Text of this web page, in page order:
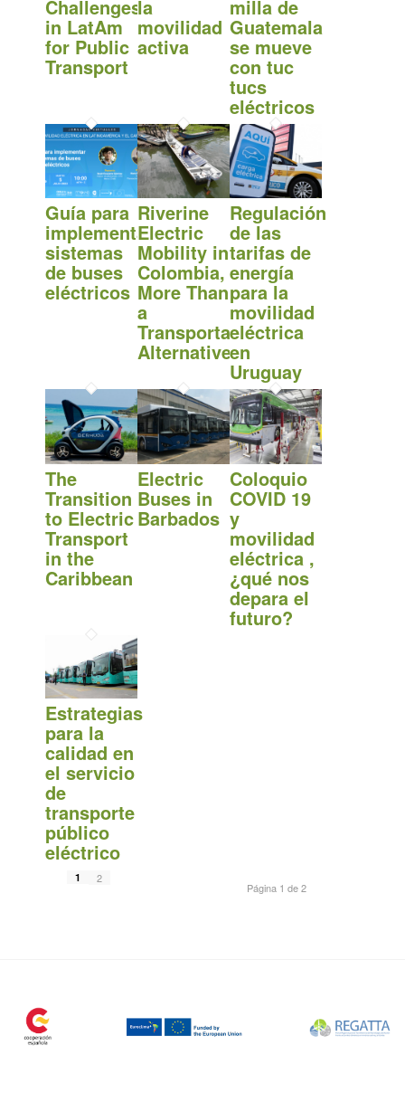
Challenges
in LatAm
for Public
Transport
la
movilidad
activa
milla de
Guatemala
se mueve
con tuc
tucs
eléctricos
Guía para
implementar
sistemas
de buses
eléctricos
Riverine
Electric
Mobility in
Colombia,
More Than
a
Transportation
Alternative
Regulación
de las
tarifas de
energía
para la
movilidad
eléctrica
en
Uruguay
The
Transition
to Electric
Transport
in the
Caribbean
Electric
Buses in
Barbados
Coloquio
COVID 19
y
movilidad
eléctrica ,
¿qué nos
depara el
futuro?
Estrategias
para la
calidad en
el servicio
de
transporte
público
eléctrico
Página 1 de 2
1 2